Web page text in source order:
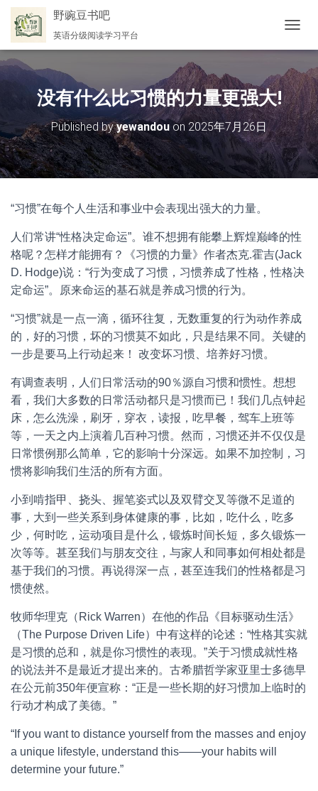
野豌豆书吧
英语分级阅读学习平台
换
航
没有什么比习惯的力量更强大!
Published byyewandou on 2025年7月26日
“习惯”在每个人生活和事业中会表现出强大的力量。
人们常讲“性格决定命运”。谁不想拥有能攀上辉煌巅峰的性
格呢？怎样才能拥有？《习惯的力量》作者杰克.霍吉(Jack
D. Hodge)说：“行为变成了习惯，习惯养成了性格，性格决
定命运”。原来命运的基石就是养成习惯的行为。
“习惯”就是一点一滴，循环往复，无数重复的行为动作养成
的，好的习惯，坏的习惯莫不如此，只是结果不同。关键的
一步是要马上行动起来！ 改变坏习惯、培养好习惯。
有调查表明，人们日常活动的90％源自习惯和惯性。想想
看，我们大多数的日常活动都只是习惯而已！我们几点钟起
床，怎么洗澡，刷牙，穿衣，读报，吃早餐，驾车上班等
等，一天之内上演着几百种习惯。然而，习惯还并不仅仅是
日常惯例那么简单，它的影响十分深远。如果不加控制，习
惯将影响我们生活的所有方面。
小到啃指甲、挠头、握笔姿式以及双臂交叉等微不足道的
事，大到一些关系到身体健康的事，比如，吃什么，吃多
少，何时吃，运动项目是什么，锻炼时间长短，多久锻炼一
次等等。甚至我们与朋友交往，与家人和同事如何相处都是
基于我们的习惯。再说得深一点，甚至连我们的性格都是习
惯使然。
牧师华理克（Rick Warren）在他的作品《目标驱动生活》
（The Purpose Driven Life）中有这样的论述：“性格其实就
是习惯的总和，就是你习惯性的表现。”关于习惯成就性格
的说法并不是最近才提出来的。古希腊哲学家亚里士多德早
在公元前350年便宣称：“正是一些长期的好习惯加上临时的
行动才构成了美德。”
“If you want to distance yourself from the masses and enjoy
a unique lifestyle, understand this――your habits will
determine your future.”